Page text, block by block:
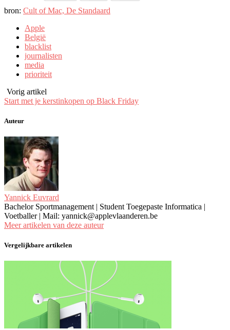
bron: Cult of Mac, De Standaard
Apple
België
blacklist
journalisten
media
prioriteit
Vorig artikel
Start met je kerstinkopen op Black Friday
Auteur
Yannick Euvrard
Bachelor Sportmanagement | Student Toegepaste Informatica |
Voetballer | Mail: yannick@applevlaanderen.be
Meer artikelen van deze auteur
Vergelijkbare artikelen